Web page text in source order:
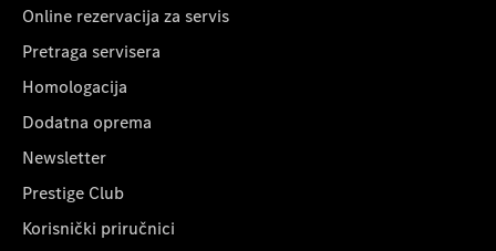
Online rezervacija za servis
Pretraga servisera
Homologacija
Dodatna oprema
Newsletter
Prestige Club
Korisnički priručnici